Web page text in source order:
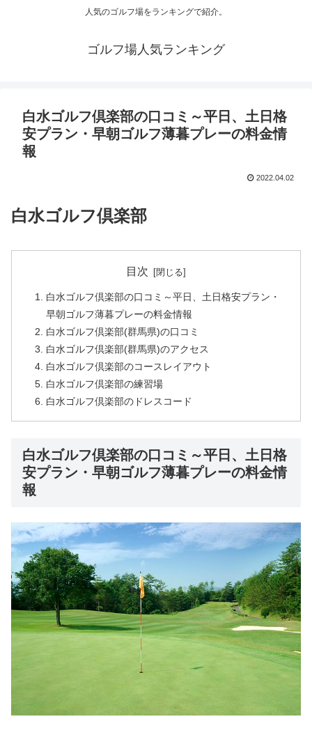
人気のゴルフ場をランキングで紹介。
ゴルフ場人気ランキング
白水ゴルフ倶楽部の口コミ～平日、土日格
安プラン・早朝ゴルフ薄暮プレーの料金情
報
2022.04.02
白水ゴルフ倶楽部
目次
白水ゴルフ倶楽部の口コミ～平日、土日格安プラン・
早朝ゴルフ薄暮プレーの料金情報
白水ゴルフ倶楽部(群馬県)の口コミ
白水ゴルフ倶楽部(群馬県)のアクセス
白水ゴルフ倶楽部のコースレイアウト
白水ゴルフ倶楽部の練習場
白水ゴルフ倶楽部のドレスコード
白水ゴルフ倶楽部の口コミ～平日、土日格
安プラン・早朝ゴルフ薄暮プレーの料金情
報